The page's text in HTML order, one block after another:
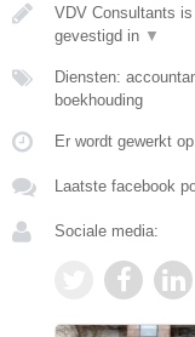
VDV Consultants
gevestigd in ▼
Diensten:
boekhouding
Er wordt gewerkt
Laatste facebook
Sociale media: